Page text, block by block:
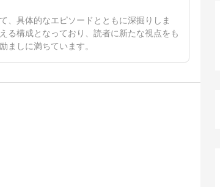
、具体的なエピソードとともに深掘りしま
る構成となっており、読者に新たな視点をも
ましに満ちています。